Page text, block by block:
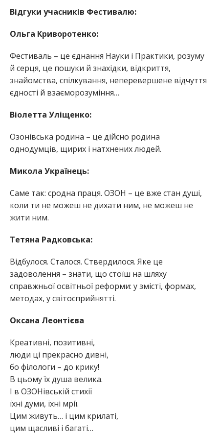
Відгуки учасників Фестивалю:
Ольга Криворотенко:
Фестиваль – це єднання Науки і Практики, розуму
й серця, це пошуки й знахідки, відкриття,
знайомства, спілкування, неперевершене відчуття
єдності й взаєморозуміння…
Віолетта Уліщенко:
Озонівська родина – це дійсно родина
однодумців, щирих і натхнених людей.
Микола Українець:
Саме так: сродна праця. ОЗОН – це вже стан душі,
коли ти не можеш не дихати ним, не можеш не
жити ним.
Тетяна Радковська:
Відбулося. Сталося. Ствердилося. Яке це
задоволення – знати, що стоїш на шляху
справжньої освітньої реформи: у змісті, формах,
методах, у світосприйнятті.
Оксана Леонтієва
Креативні, позитивні,
люди ці прекрасно дивні,
бо філологи – до крику!
В цьому їх душа велика.
І в ОЗОНівській стихії
їхні думи, їхні мрії.
Цим живуть… і цим крилаті,
цим щасливі і багаті…